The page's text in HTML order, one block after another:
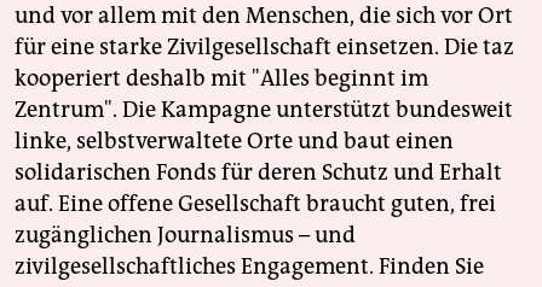
und vor allem mit den Menschen, die sich vor Ort
für eine starke Zivilgesellschaft einsetzen. Die taz
kooperiert deshalb mit "Alles beginnt im
Zentrum". Die Kampagne unterstützt bundesweit
linke, selbstverwaltete Orte und baut einen
solidarischen Fonds für deren Schutz und Erhalt
auf. Eine offene Gesellschaft braucht guten, frei
zugänglichen Journalismus – und
zivilgesellschaftliches Engagement. Finden Sie